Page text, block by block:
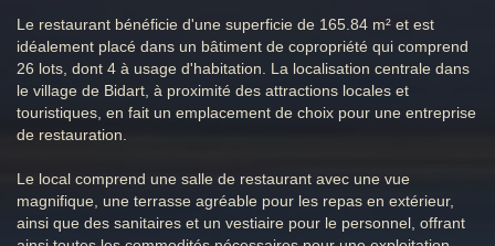
Le restaurant bénéficie d'une superficie de 165.84 m² et est
idéalement placé dans un bâtiment de copropriété qui comprend
26 lots, dont 4 à usage d'habitation. La localisation centrale dans
le village de Bidart, à proximité des attractions locales et
touristiques, en fait un emplacement de choix pour une entreprise
de restauration.
Le local comprend une salle de restaurant avec une vue
magnifique, une terrasse agréable pour les repas en extérieur,
ainsi que des sanitaires et un vestiaire pour le personnel, offrant